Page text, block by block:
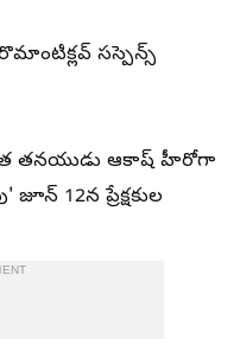
సస్పెన్స్
తనయుడు ఆకాష్హీరోగా
జూన్ 12న ప్రేక్షకుల